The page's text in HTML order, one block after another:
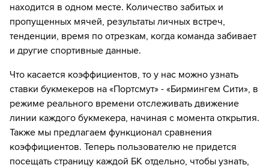
Вот и все! Рефери свистит финальный свисток
находится в одном месте. Количество забитых и
пропущенных мячей, результаты личных встреч,
тенденции, время по отрезкам, когда команда забивает
и другие спортивные данные.
Что касается коэффициентов, то у нас можно узнать
ставки букмекеров на «Портсмут» - «Бирмингем Сити», в
режиме реального времени отслеживать движение
линии каждого букмекера, начиная с момента открытия.
Также мы предлагаем функционал сравнения
коэффициентов. Теперь пользователю не придется
посещать страницу каждой БК отдельно, чтобы узнать,